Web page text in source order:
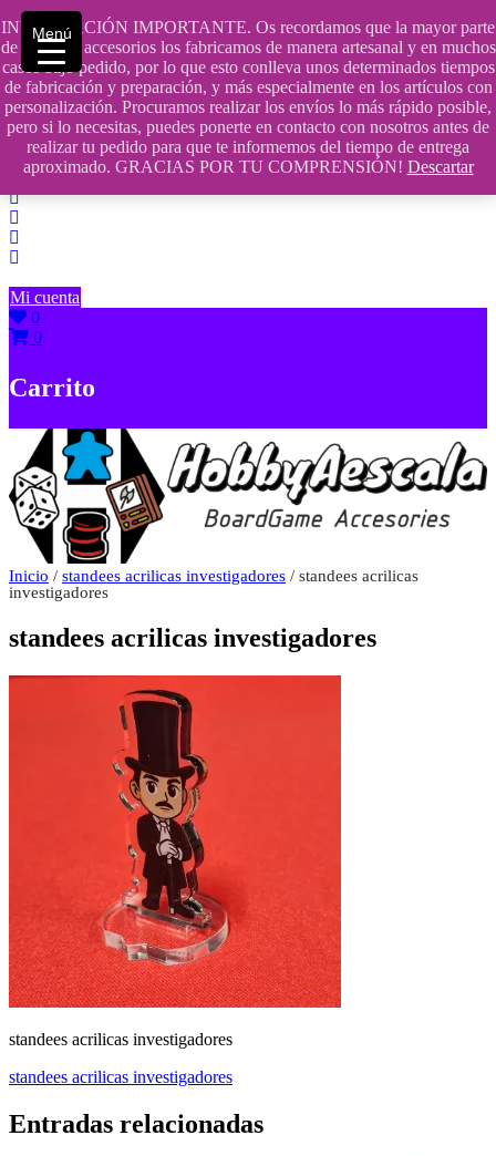
INFORMACIÓN IMPORTANTE. Os recordamos que la mayor parte
de nuestros accesorios los fabricamos de manera artesanal y en muchos
casos bajo pedido, por lo que esto conlleva unos determinados tiempos
de fabricación y preparación, y más especialmente en los artículos con
personalización. Procuramos realizar los envíos lo más rápido posible,
pero si lo necesitas, puedes ponerte en contacto con nosotros antes de
realizar tu pedido para que te informemos del tiempo de entrega
aproximado. GRACIAS POR TU COMPRENSIÓN! Descartar
Saltar
contenido
609241475 SOLO DE 10:00 a 14:00
info@hobbyaescala.com
San Fernando de Henares
10:00 - 14:00
Mi cuenta
0
0
Carrito
Inicio / standees acrilicas investigadores / standees acrilicas
investigadores
standees acrilicas investigadores
standees acrilicas investigadores
Navegación
de
entradas
standees acrilicas investigadores
Entradas relacionadas
Menú